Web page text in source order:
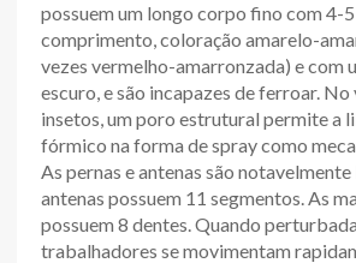
possuem um longo corpo fino com 4-
comprimento, coloração amarelo-
vezes vermelho-amarronzada) e com
escuro, e são incapazes de ferroar. No
insetos, um poro estrutural permite a
fórmico na forma de spray como
As pernas e antenas são notavelmente
antenas possuem 11 segmentos. As
possuem 8 dentes. Quando
trabalhadores se movimentam